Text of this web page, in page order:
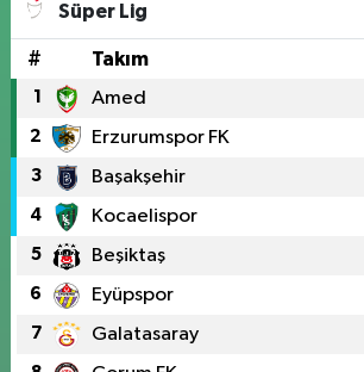
0 (424) 218 72 74
Süper Lig
# Takım
1 Amed
2 Erzurumspor FK
3 Başakşehir
4 Kocaelispor
5 Beşiktaş
6 Eyüpspor
7 Galatasaray